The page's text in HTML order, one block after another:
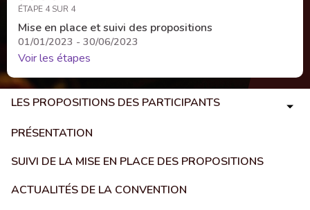
ÉTAPE 4 SUR 4
Mise en place et suivi des propositions
01/01/2023 - 30/06/2023
Voir les étapes
LES PROPOSITIONS DES PARTICIPANTS
PRÉSENTATION
SUIVI DE LA MISE EN PLACE DES PROPOSITIONS
ACTUALITÉS DE LA CONVENTION